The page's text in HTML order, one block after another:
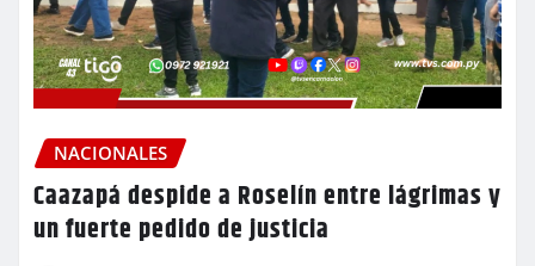
NACIONALES
Caazapá despide a Roselín entre lágrimas y
un fuerte pedido de justicia